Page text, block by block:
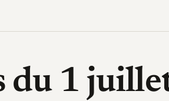
du 1